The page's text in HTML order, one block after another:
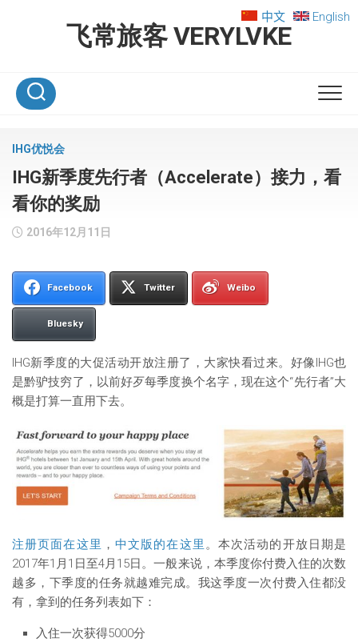
飞常旅客 VERYLVKE
中文 English
IHG优悦会
IHG新季度先行者（Accelerate）接力，看
看你的奖励
2016年12月11日
Facebook Twitter Weibo
Bluesky
IHG新季度的大促活动开放注册了，大家快看过来。好像IHG也
是黔驴技穷了，以前好歹每季度换个名字，现在这个“先行者”大
概是打算一直用下去。
注册页面在这里 ， 中文版的在这里 。本次活动的开放日期是
2017年1月1日至4月15日。一般来说，本季度你付费入住的次数
越多，下季度的任务就越难完成。我这季度一次付费入住都没
有，拿到的任务列表如下：
入住一次获得5000分